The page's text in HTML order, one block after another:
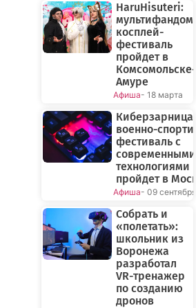
HaruHisuteri:
косплей-
фестиваль
пройдет в
Амуре
Афиша- 18 марта
военно-
фестиваль с
современными
технологиями
пройдет в
Афиша- 09 сентября
Собрать и
«полетать»:
школьник из
Воронежа
разработал
VR-тренажер
по созданию
дронов